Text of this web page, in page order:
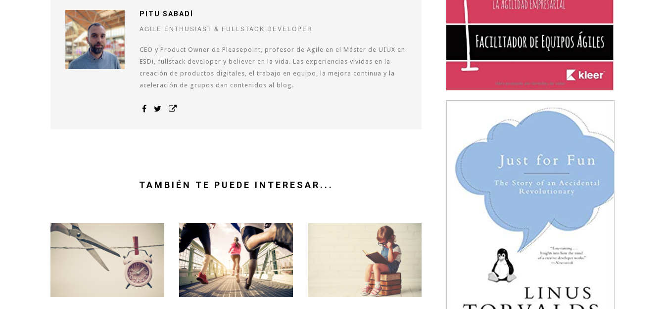
PITU SABADÍ
AGILE ENTHUSIAST & FULLSTACK DEVELOPER
CEO y Product Owner de Pleasepoint, profesor de Agile en el Máster de UIUX en
ESDi, fullstack developer y believer en la vida. Las experiencias vividas en la
creación de productos digitales, el trabajo en equipo, la mejora continua y la
aceleración de grupos dan contenidos al blog.
TAMBIÉN TE PUEDE INTERESAR...